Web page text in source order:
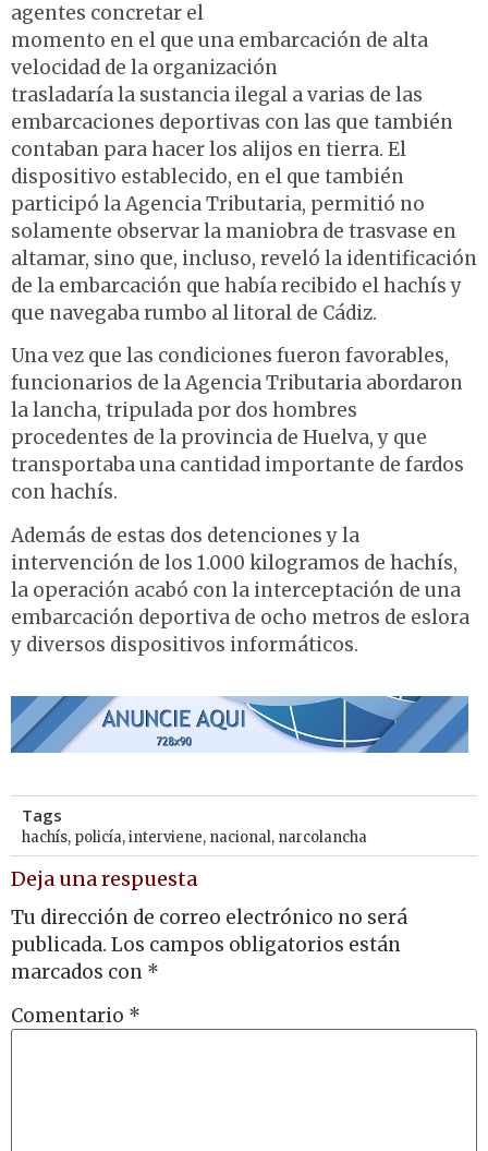
agentes concretar el
momento en el que una embarcación de alta
velocidad de la organización
trasladaría la sustancia ilegal a varias de las
embarcaciones deportivas con las que también
contaban para hacer los alijos en tierra. El
dispositivo establecido, en el que también
participó la Agencia Tributaria, permitió no
solamente observar la maniobra de trasvase en
altamar, sino que, incluso, reveló la identificación
de la embarcación que había recibido el hachís y
que navegaba rumbo al litoral de Cádiz.
Una vez que las condiciones fueron favorables,
funcionarios de la Agencia Tributaria abordaron
la lancha, tripulada por dos hombres
procedentes de la provincia de Huelva, y que
transportaba una cantidad importante de fardos
con hachís.
Además de estas dos detenciones y la
intervención de los 1.000 kilogramos de hachís,
la operación acabó con la interceptación de una
embarcación deportiva de ocho metros de eslora
y diversos dispositivos informáticos.
Tags
hachís, policía,interviene, nacional, narcolancha
Deja una respuesta
Tu dirección de correo electrónico no será
publicada. Los campos obligatorios están
marcados con *
Comentario *